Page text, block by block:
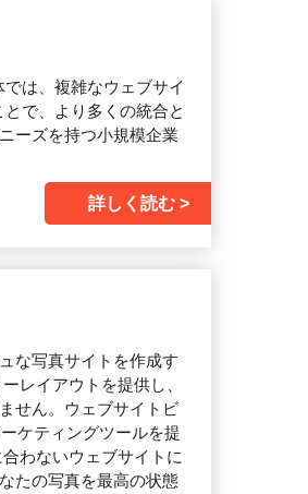
は、複雑なウェブサイ
で、より多くの統合と
ーズを持つ小規模企業
詳しく読む
な写真サイトを作成す
レイアウトを提供し、
せん。ウェブサイトビ
ケティングツールを提
わないウェブサイトに
たの写真を最高の状態